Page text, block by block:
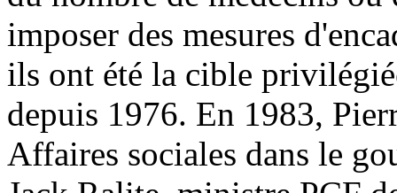
imposer des mesures
ils ont été la cible
depuis 1976. En 1983,
Affaires sociales dans le